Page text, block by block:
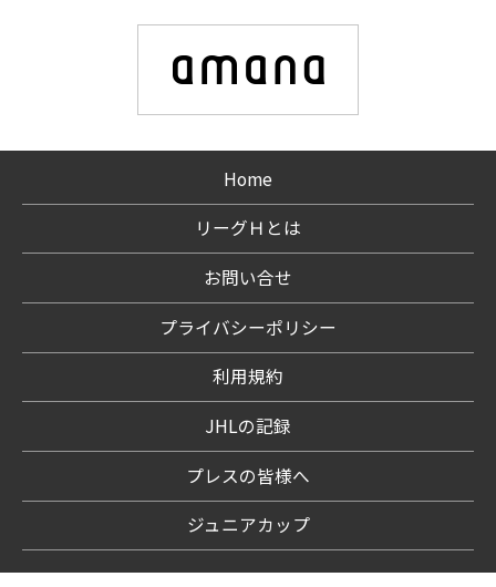
Home
リーグＨとは
お問い合せ
プライバシーポリシー
利用規約
JHLの記録
プレスの皆様へ
ジュニアカップ